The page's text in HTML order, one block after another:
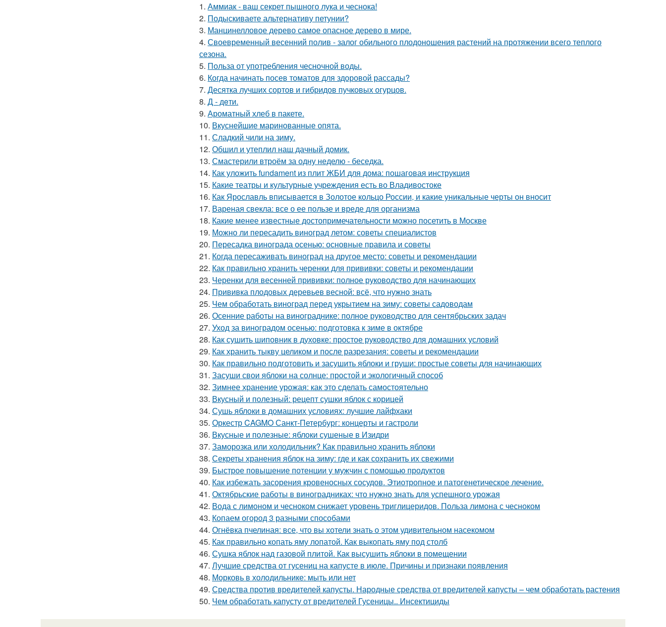
1. Аммиак - ваш секрет пышного лука и чеснока!
2. Подыскиваете альтернативу петунии?
3. Манцинелловое дерево самое опасное дерево в мире.
4. Своевременный весенний полив - залог обильного плодоношения растений на протяжении всего теплого
сезона.
5. Польза от употребления чесночной воды.
6. Когда начинать посев томатов для здоровой рассады?
7. Десятка лучших сортов и гибридов пучковых огурцов.
8. Д - дeти.
9. Ароматный хлеб в пакете.
10. Вкуснейшие маринованные опята.
11. Сладкий чили на зиму.
12. Обшил и утеплил наш дачный домик.
13. Смастерили втроём за одну неделю - беседка.
14. Как уложить fundament из плит ЖБИ для дома: пошаговая инструкция
15. Какие театры и культурные учреждения есть во Владивостоке
16. Как Ярославль вписывается в Золотое кольцо России, и какие уникальные черты он вносит
17. Вареная свекла: все о ее пользе и вреде для организма
18. Какие менее известные достопримечательности можно посетить в Москве
19. Можно ли пересадить виноград летом: советы специалистов
20. Пересадка винограда осенью: основные правила и советы
21. Когда пересаживать виноград на другое место: советы и рекомендации
22. Как правильно хранить черенки для прививки: советы и рекомендации
23. Черенки для весенней прививки: полное руководство для начинающих
24. Прививка плодовых деревьев весной: всё, что нужно знать
25. Чем обработать виноград перед укрытием на зиму: советы садоводам
26. Осенние работы на винограднике: полное руководство для сентябрьских задач
27. Уход за виноградом осенью: подготовка к зиме в октябре
28. Как сушить шиповник в духовке: простое руководство для домашних условий
29. Как хранить тыкву целиком и после разрезания: советы и рекомендации
30. Как правильно подготовить и засушить яблоки и груши: простые советы для начинающих
31. Засуши свои яблоки на солнце: простой и экологичный способ
32. Зимнее хранение урожая: как это сделать самостоятельно
33. Вкусный и полезный: рецепт сушки яблок с корицей
34. Сушь яблоки в домашних условиях: лучшие лайфхаки
35. Оркестр CAGMO Санкт-Петербург: концерты и гастроли
36. Вкусные и полезные: яблоки сушеные в Изидри
37. Заморозка или холодильник? Как правильно хранить яблоки
38. Секреты хранения яблок на зиму: где и как сохранить их свежими
39. Быстрое повышение потенции у мужчин с помощью продуктов
40. Как избежать засорения кровеносных сосудов. Этиотропное и патогенетическое лечение.
41. Октябрьские работы в виноградниках: что нужно знать для успешного урожая
42. Вода с лимоном и чесноком снижает уровень триглицеридов. Польза лимона с чесноком
43. Копаем огород 3 разными способами
44. Огнёвка пчелиная: все, что вы хотели знать о этом удивительном насекомом
45. Как правильно копать яму лопатой. Как выкопать яму под столб
46. Сушка яблок над газовой плитой. Как высушить яблоки в помещении
47. Лучшие средства от гусениц на капусте в июле. Причины и признаки появления
48. Морковь в холодильнике: мыть или нет
49. Средства против вредителей капусты. Народные средства от вредителей капусты – чем обработать растения
50. Чем обработать капусту от вредителей Гусеницы.. Инсектициды